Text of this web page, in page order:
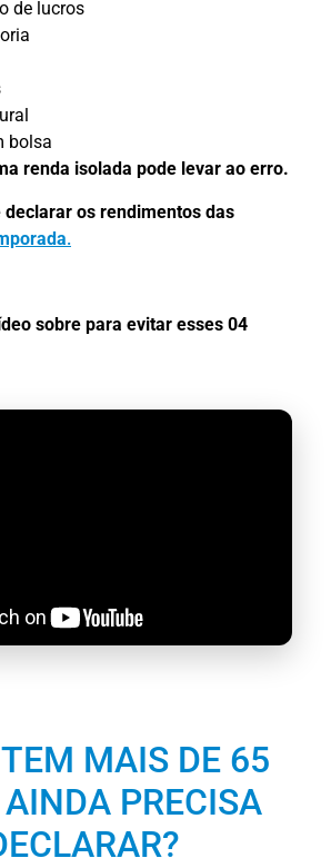
de lucros
bolsa
renda isolada pode levar ao erro.
declarar os rendimentos das
.
sobre para evitar esses 04
MAIS DE 65
PRECISA